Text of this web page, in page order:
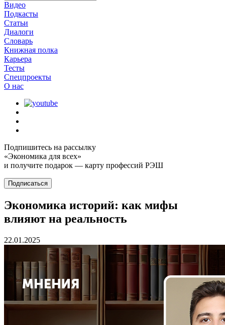
Видео
Подкасты
Статьи
Диалоги
Словарь
Книжная полка
Карьера
Тесты
Спецпроекты
О наc
Подпишитесь на рассылку
«Экономика для всех»
и получите подарок — карту профессий РЭШ
Подписаться
Экономика историй: как мифы
влияют на реальность
22.01.2025